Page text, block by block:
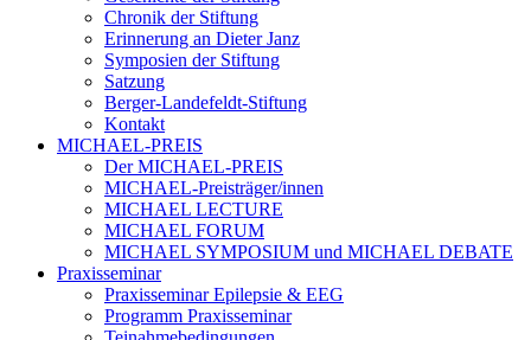
Chronik der Stiftung
Erinnerung an Dieter Janz
Symposien der Stiftung
Satzung
Berger-Landefeldt-Stiftung
Kontakt
MICHAEL-PREIS
Der MICHAEL-PREIS
MICHAEL-Preisträger/innen
MICHAEL LECTURE
MICHAEL FORUM
MICHAEL SYMPOSIUM und MICHAEL DEBATE
Praxisseminar
Praxisseminar Epilepsie & EEG
Programm Praxisseminar